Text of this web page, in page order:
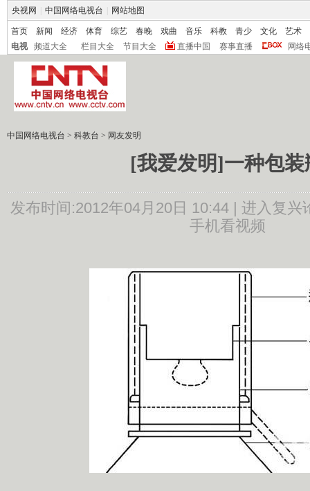
央视网 中国网络电视台 网站地图
首页 新闻 经济 体育 综艺 春晚 戏曲 音乐 科教 青少 文化
艺术
电视
频道大全 栏目大全 节目大全 直播中国 赛事直播 网络
中国网络电视台 > 科教台 > 网友发明
[我爱发明]一种包装
发布时间:2012年04月20日 10:44 | 进入复兴
手机看视频